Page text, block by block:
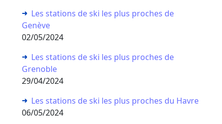
Les stations de ski les plus proches de
Genève
02/05/2024
Les stations de ski les plus proches de
Grenoble
29/04/2024
Les stations de ski les plus proches du Havre
06/05/2024